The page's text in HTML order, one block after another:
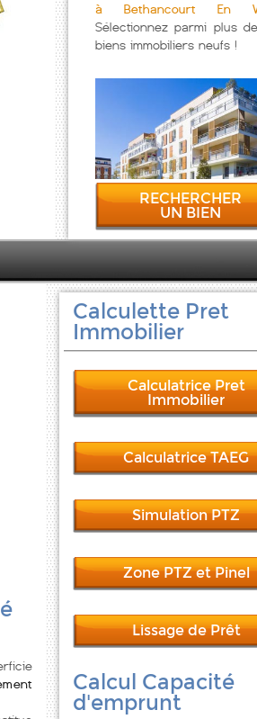
à Bethancourt En
Sélectionnez parmi plus de
biens immobiliers neufs !
RECHERCHER
UN BIEN
Calculette Pret
Immobilier
Calculatrice Pret
Immobilier
Calculatrice TAEG
Simulation PTZ
Zone PTZ et Pinel
Lissage de Prêt
Calcul Capacité
d'emprunt